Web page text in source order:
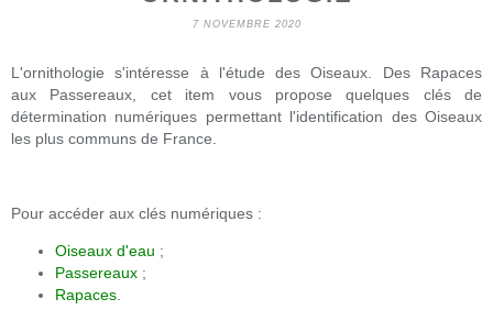
7 NOVEMBRE 2020
L'ornithologie s'intéresse à l'étude des Oiseaux. Des Rapaces
aux Passereaux, cet item vous propose quelques clés de
détermination numériques permettant l'identification des Oiseaux
les plus communs de France.
Pour accéder aux clés numériques :
Oiseaux d'eau ;
Passereaux ;
Rapaces